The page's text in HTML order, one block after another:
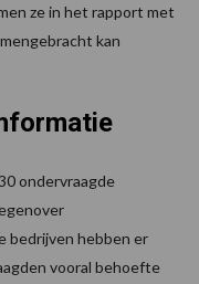
ze in het rapport met
kan
ondervraagde
bedrijven hebben er
vooral behoefte